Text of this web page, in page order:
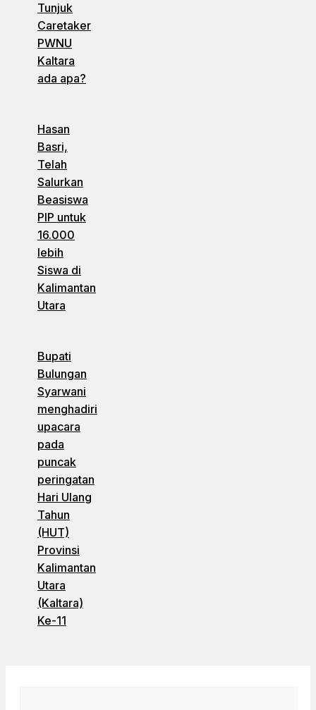
Tunjuk
Caretaker
PWNU
Kaltara
ada apa?
Hasan
Basri,
Telah
Salurkan
Beasiswa
PIP untuk
16.000
lebih
Siswa di
Kalimantan
Utara
Bupati
Bulungan
Syarwani
menghadiri
upacara
pada
puncak
peringatan
Hari Ulang
Tahun
(HUT)
Provinsi
Kalimantan
Utara
(Kaltara)
Ke-11